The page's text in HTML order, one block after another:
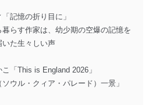
記憶の折り目に」
らす作家は、幼少期の空爆の記憶を
た生々しい声
「This is England 2026」
ウル・クィア・パレード）一景」